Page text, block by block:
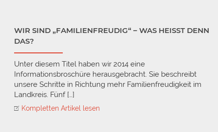
WIR SIND „FAMILIENFREUDIG“ – WAS HEISST DENN D
AS?
Unter diesem Titel haben wir 2014 eine
Informationsbroschüre herausgebracht. Sie beschreibt
unsere Schritte in Richtung mehr Familienfreudigkeit im
Landkreis. Fünf […]
Kompletten Artikel lesen